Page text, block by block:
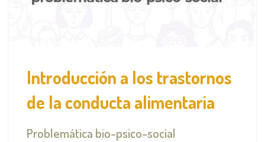
Introducción a los trastornos
de la conducta alimentaria
Problemática bio-psico-social